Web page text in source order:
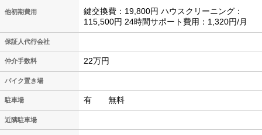
他初期費用
鍵交換費：19,800円 ハウスクリーニング：
115,500円 24時間サポート費用：1,320円/月
保証人代行会社
仲介手数料 22万円
バイク置き場
駐車場 有 無料
近隣駐車場